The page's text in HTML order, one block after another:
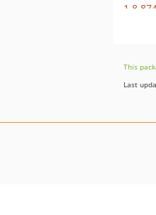
1.8.874
This
Last